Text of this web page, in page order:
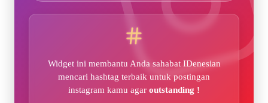
Widget ini membantu Anda sahabat IDenesian
mencari hashtag terbaik untuk postingan
instagram kamu agar outstanding !